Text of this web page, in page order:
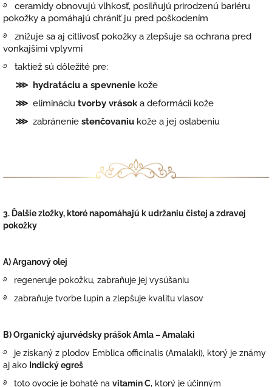
࿔ ceramidy obnovujú vlhkosť, posilňujú prirodzenú bariéru
pokožky a pomáhajú chrániť ju pred poškodením
࿔ znižuje sa aj citlivosť pokožky a zlepšuje sa ochrana pred
vonkajšími vplyvmi
࿔ taktiež sú dôležité pre:
⋙ hydratáciu a spevnenie kože
⋙ elimináciu tvorby vrások a deformácií kože
⋙ zabránenie stenčovaniu kože a jej oslabeniu
3. Ďalšie zložky, ktoré napomáhajú k udržaniu čistej a zdravej
pokožky
A) Arganový olej
࿔ regeneruje pokožku, zabraňuje jej vysúšaniu
࿔ zabraňuje tvorbe lupín a zlepšuje kvalitu vlasov
B)Organický ajurvédsky prášok Amla – Amalaki
࿔ je získaný z plodov Emblica officinalis (Amalaki), ktorý je známy
aj ako Indický egreš
࿔ toto ovocie je bohaté na vitamín C, ktorý je účinným